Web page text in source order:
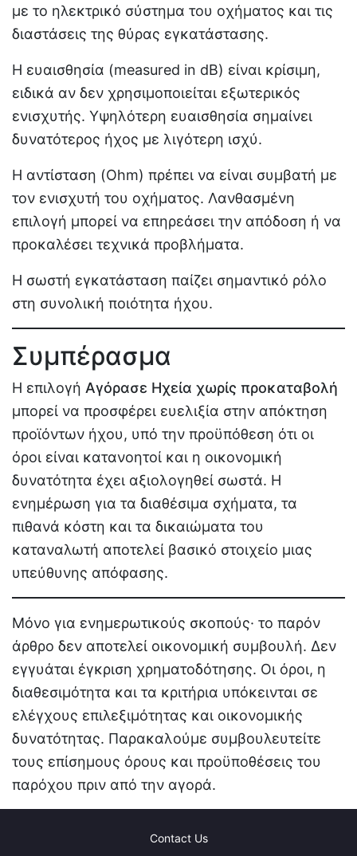
με το ηλεκτρικό σύστημα του οχήματος και τις
διαστάσεις της θύρας εγκατάστασης.
Η ευαισθησία (measured in dB) είναι κρίσιμη,
ειδικά αν δεν χρησιμοποιείται εξωτερικός
ενισχυτής. Υψηλότερη ευαισθησία σημαίνει
δυνατότερος ήχος με λιγότερη ισχύ.
Η αντίσταση (Ohm) πρέπει να είναι συμβατή με
τον ενισχυτή του οχήματος. Λανθασμένη
επιλογή μπορεί να επηρεάσει την απόδοση ή να
προκαλέσει τεχνικά προβλήματα.
Η σωστή εγκατάσταση παίζει σημαντικό ρόλο
στη συνολική ποιότητα ήχου.
Συμπέρασμα
Η επιλογή Αγόρασε Ηχεία χωρίς προκαταβολή
μπορεί να προσφέρει ευελιξία στην απόκτηση
προϊόντων ήχου, υπό την προϋπόθεση ότι οι
όροι είναι κατανοητοί και η οικονομική
δυνατότητα έχει αξιολογηθεί σωστά. Η
ενημέρωση για τα διαθέσιμα σχήματα, τα
πιθανά κόστη και τα δικαιώματα του
καταναλωτή αποτελεί βασικό στοιχείο μιας
υπεύθυνης απόφασης.
Μόνο για ενημερωτικούς σκοπούς· το παρόν
άρθρο δεν αποτελεί οικονομική συμβουλή. Δεν
εγγυάται έγκριση χρηματοδότησης. Οι όροι, η
διαθεσιμότητα και τα κριτήρια υπόκεινται σε
ελέγχους επιλεξιμότητας και οικονομικής
δυνατότητας. Παρακαλούμε συμβουλευτείτε
τους επίσημους όρους και προϋποθέσεις του
παρόχου πριν από την αγορά.
Contact Us